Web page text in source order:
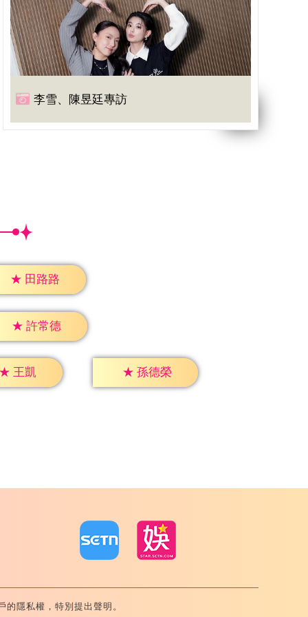
李雪、陳昱廷專訪
★ 田路路
★ 許常德
王凱 ★ 孫德榮
宗路一段159號 02-8792-8888
隱私權，特別提出聲明。